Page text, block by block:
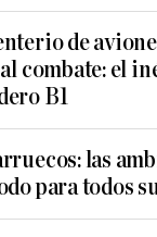
de
combate: el
B1
las
para todos